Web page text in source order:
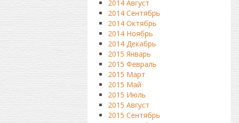
2014 Август
2014 Сентябрь
2014 Октябрь
2014 Ноябрь
2014 Декабрь
2015 Январь
2015 Февраль
2015 Март
2015 Май
2015 Июль
2015 Август
2015 Сентябрь